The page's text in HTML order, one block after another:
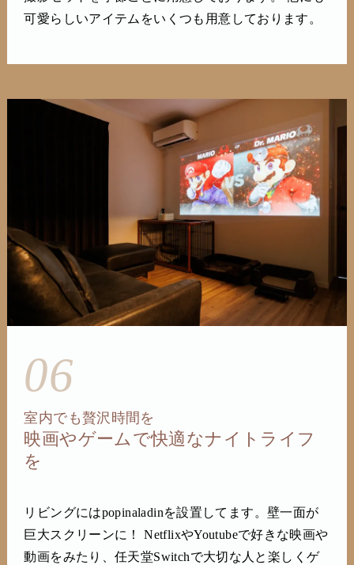
可愛らしいアイテムをいくつも用意しております。
06
室内でも贅沢時間を
映画やゲームで快適なナイトライフ
を
リビングにはpopinaladinを設置してます。壁一面が
巨大スクリーンに！ NetflixやYoutubeで好きな映画や
動画をみたり、任天堂Switchで大切な人と楽しくゲ